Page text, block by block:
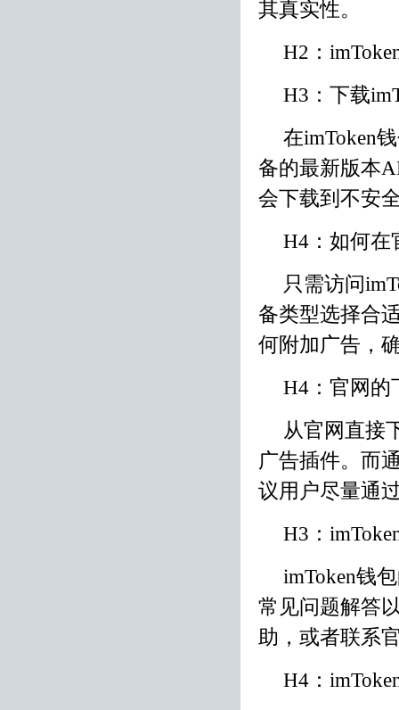
其真实性。
H2：
H3：下载
在imToken
备的最新版本
会下载到不安
H4：如何在
只需访问
备类型选择合
何附加广告，
H4：官网的
从官网直接
广告插件。而
议用户尽量通
H3：
imToken钱
常见问题解答
助，或者联系
H4：